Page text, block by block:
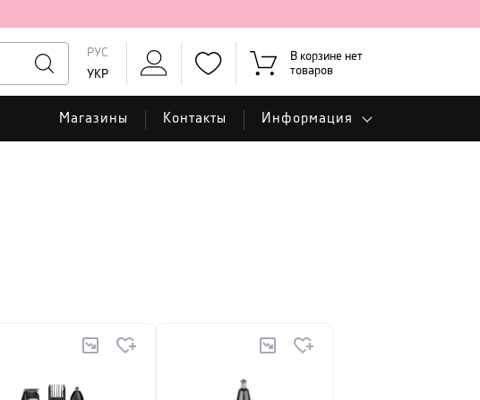
РУС
УКР
В корзине нет
товаров
Магазины Контакты Информация